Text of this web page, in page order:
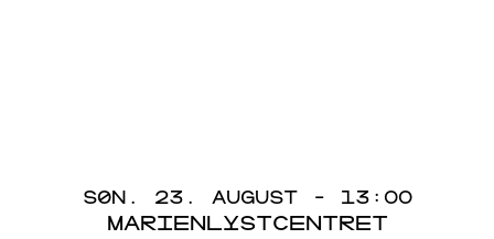
SØN. 23. AUGUST - 13:00
MARIENLYSTCENTRET